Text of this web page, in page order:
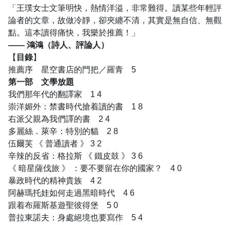
「王璞女士文筆明快，熱情洋溢，非常難得。讀某些年輕評
論者的文章，故做冷靜，卻夾纏不清，其實是無自信、無觀
點。這本讀得痛快，我樂於推薦！」
—— 鴻鴻（詩人、評論人）
【 目錄】
推薦序 星空書店的門把／羅青 5
第一部 文學放題
我們那年代的翻譯家 1 4
崇洋媚外：禁書時代搶着讀的書 1 8
右派父親為我們譯的書 2 4
多麗絲．萊辛：特別的貓 2 8
伍爾芙 《 普通讀者 》 3 2
辛辣的反省：格拉斯 《 鐵皮鼓 》 3 6
《 暗星薩伐旅 》 ：要不要留在你的國家？ 4 0
暴政時代的精神貴族 4 2
阿赫瑪托娃如何走過黑暗時代 4 6
跟着布羅斯基遊聖彼得堡 5 0
普拉東諾夫：身處絕境也要寫作 5 4